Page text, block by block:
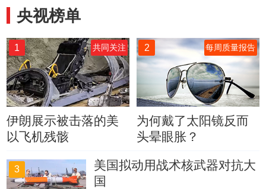
央视榜单
1 共同关注
伊朗展示被击落的美
以飞机残骸
2 每周质量报告
为何戴了太阳镜反而
头晕眼胀？
3
美国拟动用战术核武器对抗大
国